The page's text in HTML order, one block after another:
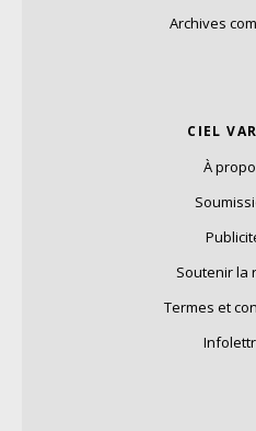
Archives
CIEL
À
Soutenir la
Termes et